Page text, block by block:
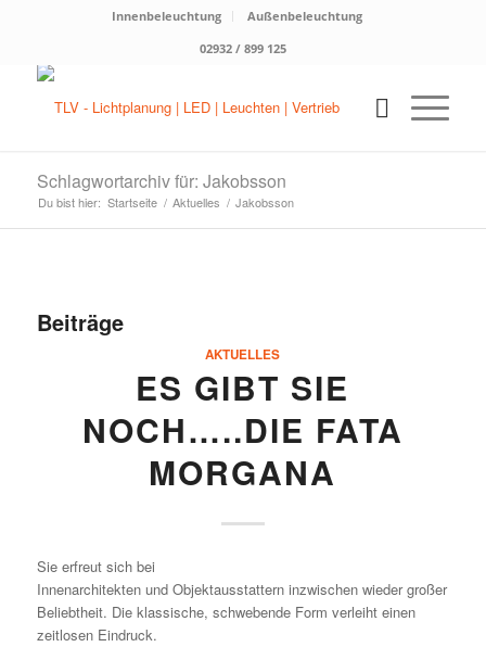
Innenbeleuchtung
Außenbeleuchtung
02932 / 899 125
Schlagwortarchiv für: Jakobsson
Du bist hier: Startseite / Aktuelles / Jakobsson
Beiträge
AKTUELLES
ES GIBT SIE
NOCH…..DIE FATA
MORGANA
Sie erfreut sich bei
Innenarchitekten und Objektausstattern inzwischen wieder großer
Beliebtheit. Die klassische, schwebende Form verleiht einen
zeitlosen Eindruck.